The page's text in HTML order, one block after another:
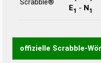
Scrabble®
E1 - N1
offizielle Scrabble-